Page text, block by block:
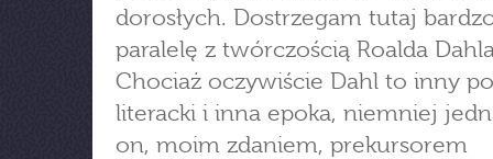
dorosłych. Dostrzegam tutaj
paralelę z twórczością Roalda
Chociaż oczywiście Dahl to inny
literacki i inna epoka, niemniej
on, moim zdaniem, prekursorem